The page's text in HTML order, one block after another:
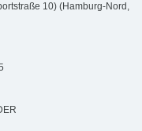
10) (Hamburg-Nord,